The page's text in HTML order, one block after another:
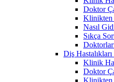
Doktor
Klinikten
Nasıl
Sıkça
Diş
Klinik
Doktor
Klinikten